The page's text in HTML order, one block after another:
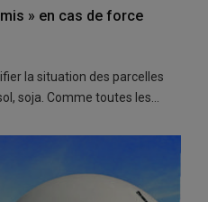
» en cas de force
la situation des parcelles
soja. Comme toutes les…